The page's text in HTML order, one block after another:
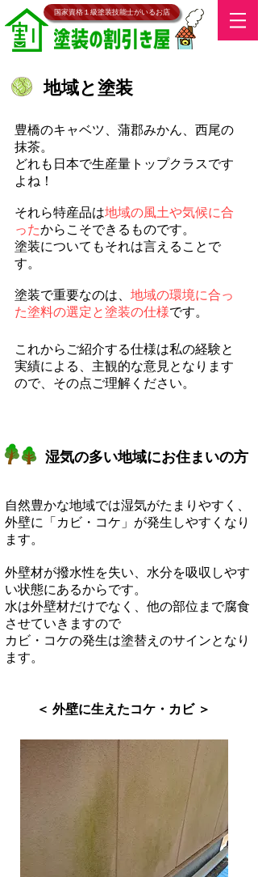
​国家資格１級塗装技能士がいるお店
​​豊橋のキャベツ、蒲郡みかん、西尾の
抹茶。
どれも日本で生産量トップクラスです
よね！
それら特産品は地域の風土や気候に合
ったからこそできるものです。
塗装についてもそれは言えることで
す。
塗装で重要なのは、 地域の環境に合っ
た塗料の選定と塗装の仕様です。
​地域と塗装
​これからご紹介する仕様は私の経験と
実績による、主観的な意見となります
ので、その点ご理解ください。
湿気の多い地域にお住まいの方
自然豊かな地域では湿気がたまりやすく、
外壁に「カビ・コケ」が発生しやすくなり
ます。​
​外壁材が撥水性を失い、水分を吸収しやす
い状態にあるからです。
水は外壁材だけでなく、他の部位まで腐食
させていきますので
​カビ・コケの発生は塗替えのサインとなり
ます。
​＜ 外壁に生えたコケ・カビ ＞